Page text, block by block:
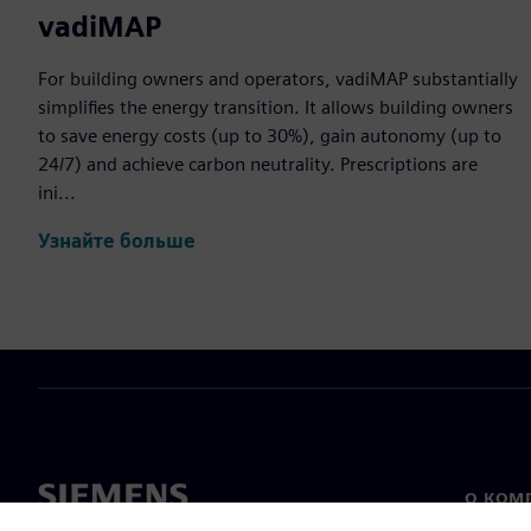
vadiMAP
For building owners and operators, vadiMAP substantially
simplifies the energy transition. It allows building owners
to save energy costs (up to 30%), gain autonomy (up to
24/7) and achieve carbon neutrality. Prescriptions are
ini...
Узнайте больше
О